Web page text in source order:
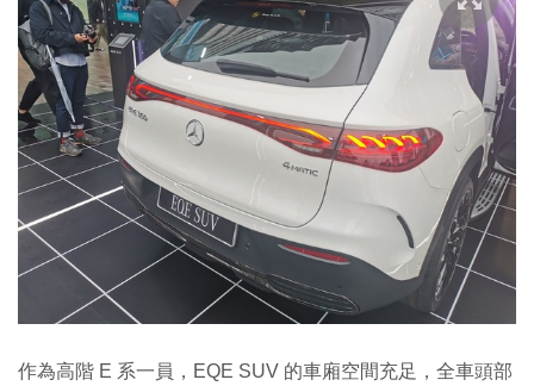
作為高階 E 系一員，EQE SUV 的車廂空間充足，全車頭部